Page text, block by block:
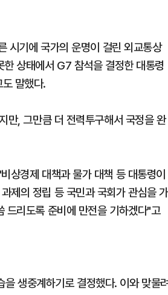
시기에 국가의 운명이 걸린 외교통상
상태에서 G7 참석을 결정한 대통령
말했다.
만, 그만큼 더 전력투구해서 국정을 완
상경제 대책과 물가 대책 등 대통령이
제의 정립 등 국민과 국회가 관심을
드리도록 준비에 만전을 기하겠다"고
생중계하기로 결정했다. 이와 맞물